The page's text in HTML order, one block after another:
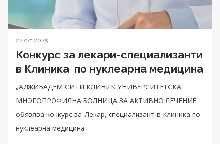
22 окт 2025
Конкурс за лекари-специализанти
в Клиника по нуклеарна медицина
„АДЖИБАДЕМ СИТИ КЛИНИК УНИВЕРСИТЕТСКА
МНОГОПРОФИЛНА БОЛНИЦА ЗА АКТИВНО ЛЕЧЕНИЕ
обявява конкурс за: Лекар, специализант в Клиника по
нуклеарна медицина